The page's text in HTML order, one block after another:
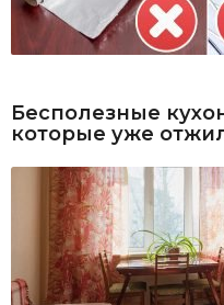
Бесполезные
которые уже